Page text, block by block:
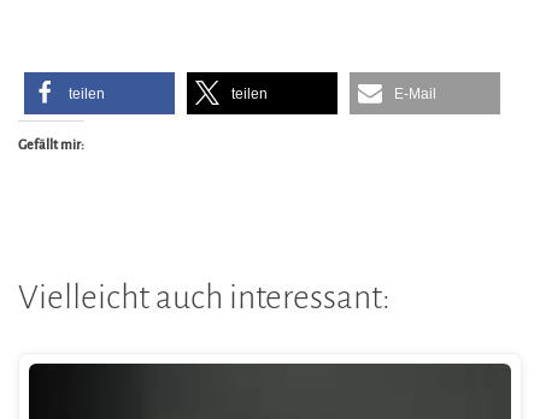
teilen teilen E-Mail
Gefällt mir:
Vielleicht auch interessant: